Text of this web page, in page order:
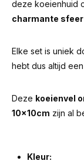
deze koeienhuid
charmante sfeer
Elke set is uniek
hebt dus altijd een
Deze koeienvel
10x10cm zijn al
Kleur: